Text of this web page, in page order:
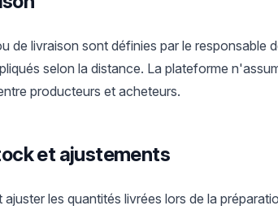
de livraison sont définies par le responsable
selon la distance. La plateforme
producteurs et acheteurs.
et ajustements
les quantités livrées lors de la